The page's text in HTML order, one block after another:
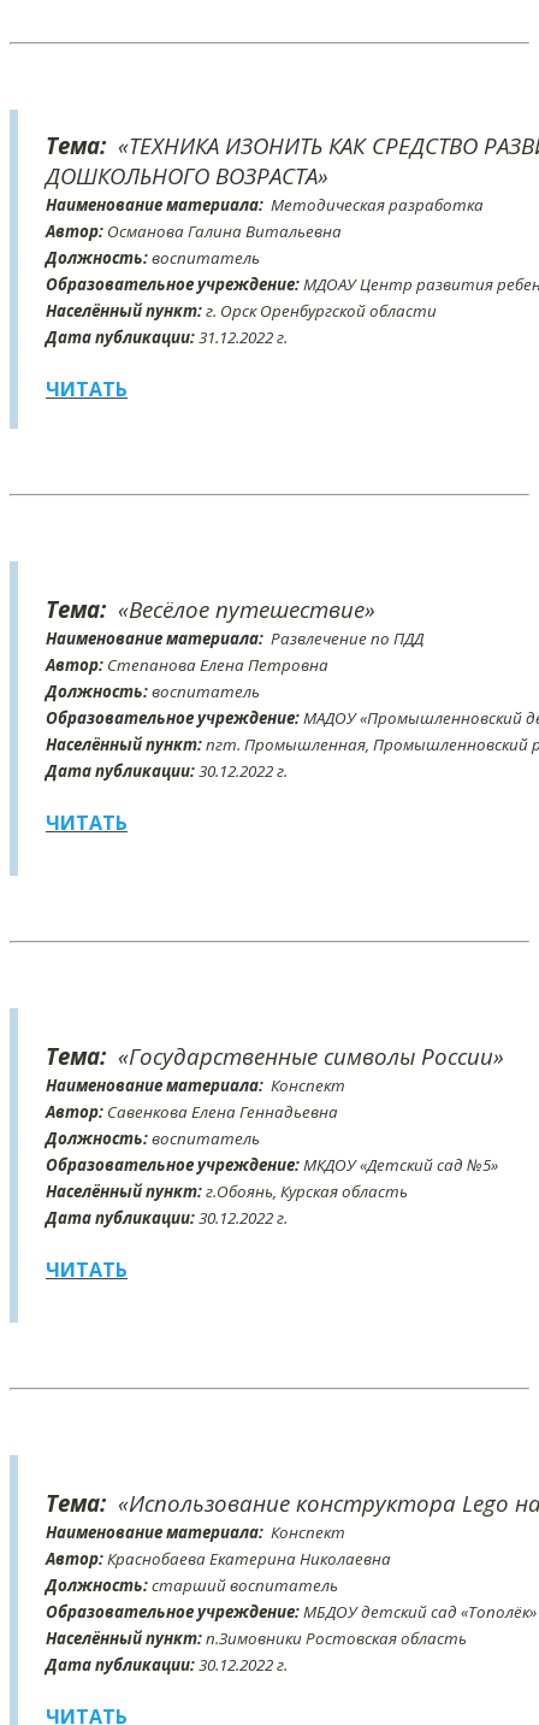
Тема: «ТЕХНИКА ИЗОНИТЬ КАК СРЕДСТВО
ДОШКОЛЬНОГО ВОЗРАСТА»
Наименование материала: Методическая разработка
Автор: Османова Галина Витальевна
Должность:воспитатель
Образовательное учреждение:МДОАУ Центр развития
Населённый пункт:г. Орск Оренбургской области
Дата публикации:31.12.2022 г.
ЧИТАТЬ
Тема: «Весёлое путешествие»
Наименование материала: Развлечение по ПДД
Автор: Степанова Елена Петровна
Должность:воспитатель
Образовательное учреждение:МАДОУ «Промышленновский
Населённый пункт:пгт. Промышленная, Промышленновский
Дата публикации:30.12.2022 г.
ЧИТАТЬ
Тема: «Государственные символы России»
Наименование материала: Конспект
Автор: Савенкова Елена Геннадьевна
Должность:воспитатель
Образовательное учреждение:МКДОУ «Детский сад №5»
Населённый пункт:г.Обоянь, Курская область
Дата публикации:30.12.2022 г.
ЧИТАТЬ
Тема: «Использование конструктора Lego
Наименование материала: Конспект
Автор:Краснобаева Екатерина Николаевна
Должность:старший воспитатель
Образовательное учреждение:МБДОУ детский сад «Тополёк»
Населённый пункт:п.Зимовники Ростовская область
Дата публикации:30.12.2022 г.
ЧИТАТЬ